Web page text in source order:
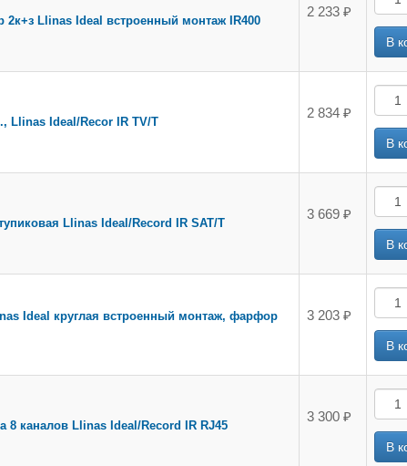
2к+з Llinas Ideal встроенный монтаж IR400
2 233 ₽
Llinas Ideal/Recor IR TV/T
2 834 ₽
Llinas Ideal/Record IR SAT/T
3 669 ₽
Ideal круглая встроенный монтаж, фарфор
3 203 ₽
8 каналов Llinas Ideal/Record IR RJ45
3 300 ₽